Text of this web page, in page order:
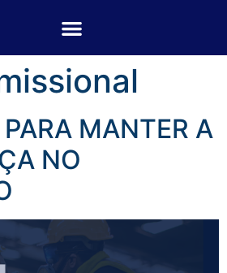
MANTER A
NO